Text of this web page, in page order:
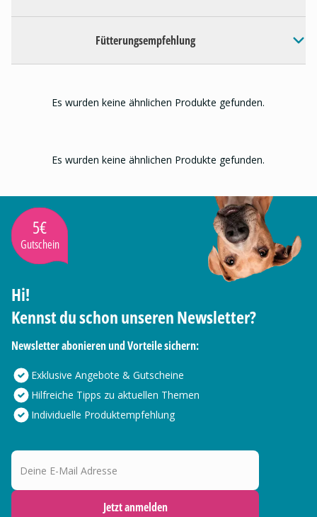
Fütterungsempfehlung
Es wurden keine ähnlichen Produkte gefunden.
Es wurden keine ähnlichen Produkte gefunden.
5€
Gutschein
Hi!
Kennst du schon unseren Newsletter?
Newsletter abonieren und Vorteile sichern:
Exklusive Angebote & Gutscheine
Hilfreiche Tipps zu aktuellen Themen
Individuelle Produktempfehlung
Deine E-Mail Adresse
Jetzt anmelden